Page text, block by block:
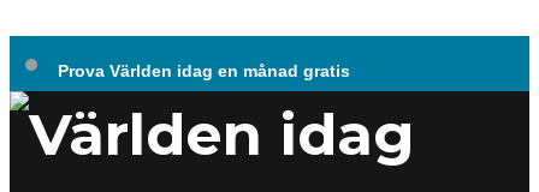
Prova Världen idag en månad gratis